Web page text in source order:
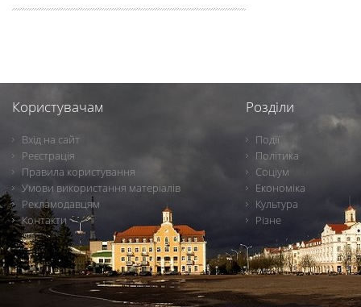
Користувачам
Вхід на сайт
Реєстрація
Правила користування
Умови використання матеріалів
Рекламодавцям
Контакти
Розділи
Події
Політика
Соціум
Економіка
Культура
Різне